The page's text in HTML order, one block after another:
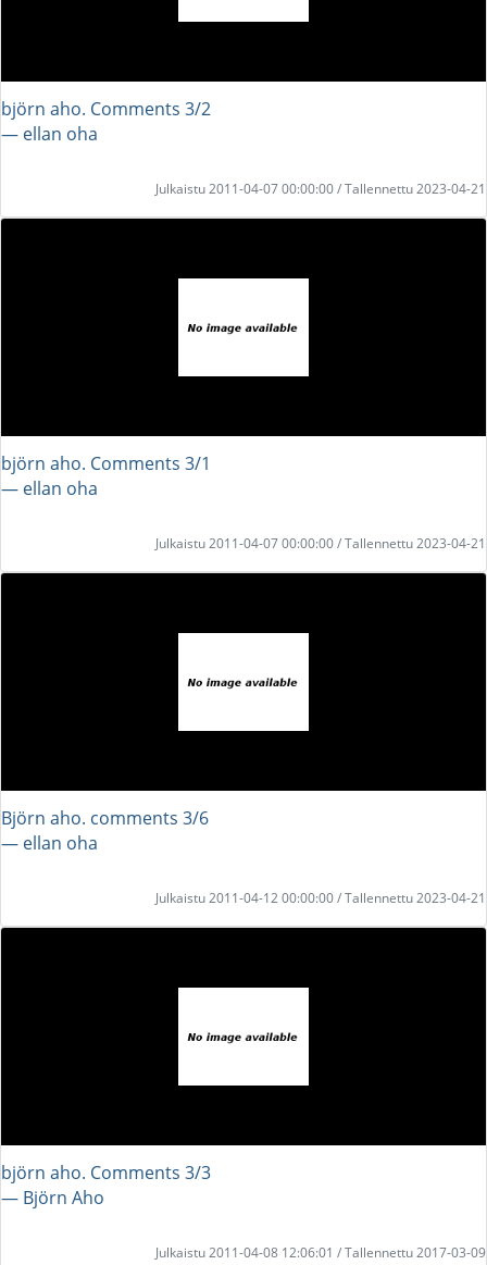
björn aho. Comments 3/2
― ellan oha
Julkaistu 2011-04-07 00:00:00 / Tallennettu 2023-04-21
björn aho. Comments 3/1
― ellan oha
Julkaistu 2011-04-07 00:00:00 / Tallennettu 2023-04-21
Björn aho. comments 3/6
― ellan oha
Julkaistu 2011-04-12 00:00:00 / Tallennettu 2023-04-21
björn aho. Comments 3/3
― Björn Aho
Julkaistu 2011-04-08 12:06:01 / Tallennettu 2017-03-09